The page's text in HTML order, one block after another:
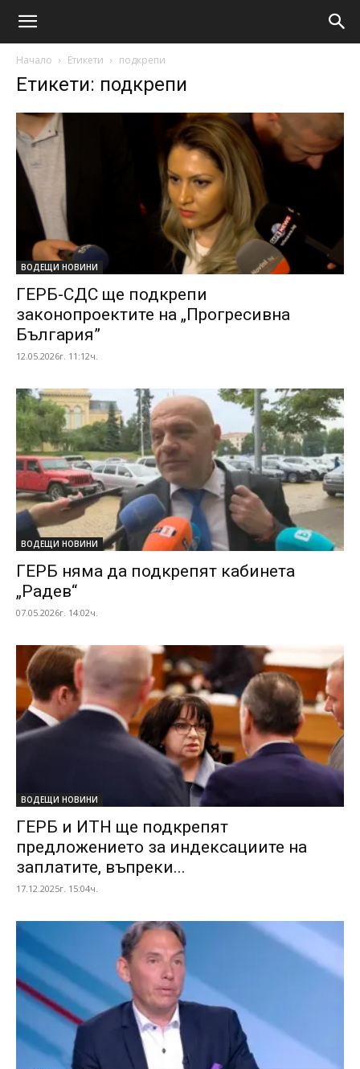
Начало Етикети подкрепи
Етикети: подкрепи
ВОДЕЩИ НОВИНИ
ГЕРБ-СДС ще подкрепи
законопроектите на „Прогресивна
България”
12.05.2026г. 11:12ч.
ВОДЕЩИ НОВИНИ
ГЕРБ няма да подкрепят кабинета
„Радев“
07.05.2026г. 14:02ч.
ВОДЕЩИ НОВИНИ
ГЕРБ и ИТН ще подкрепят
предложението за индексациите на
заплатите, въпреки...
17.12.2025г. 15:04ч.